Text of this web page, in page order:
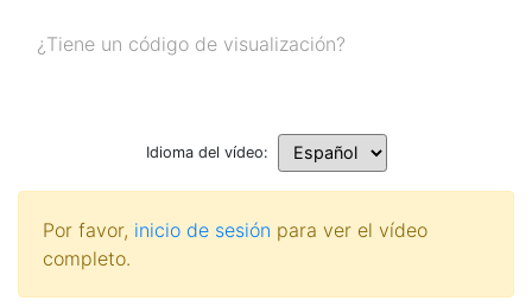
¿Tiene un código de visualización?
Idioma del vídeo:
Por favor, inicio de sesión para ver el vídeo
completo.